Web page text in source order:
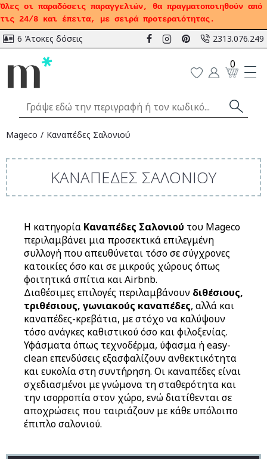
Όλες οι παραδόσεις παραγγελιών, θα πραγματοποιηθούν από
τις 24/8 και έπειτα, με σειρά προτεραιότητας.
6 Άτοκες δόσεις 2313.076.249
0
Mageco Καναπέδες Σαλονιού
ΚΑΝΑΠΈΔΕΣ ΣΑΛΟΝΙΟΎ
Η κατηγορία Καναπέδες Σαλονιού του Mageco
περιλαμβάνει μια προσεκτικά επιλεγμένη
συλλογή που απευθύνεται τόσο σε σύγχρονες
κατοικίες όσο και σε μικρούς χώρους όπως
φοιτητικά σπίτια και Airbnb.
Διαθέσιμες επιλογές περιλαμβάνουν διθέσιους,
τριθέσιους, γωνιακούς καναπέδες, αλλά και
καναπέδες-κρεβάτια, με στόχο να καλύψουν
τόσο ανάγκες καθιστικού όσο και φιλοξενίας.
Υφάσματα όπως τεχνοδέρμα, ύφασμα ή easy-
clean επενδύσεις εξασφαλίζουν ανθεκτικότητα
και ευκολία στη συντήρηση. Οι καναπέδες είναι
σχεδιασμένοι με γνώμονα τη σταθερότητα και
την ισορροπία στον χώρο, ενώ διατίθενται σε
αποχρώσεις που ταιριάζουν με κάθε υπόλοιπο
έπιπλο σαλονιού.